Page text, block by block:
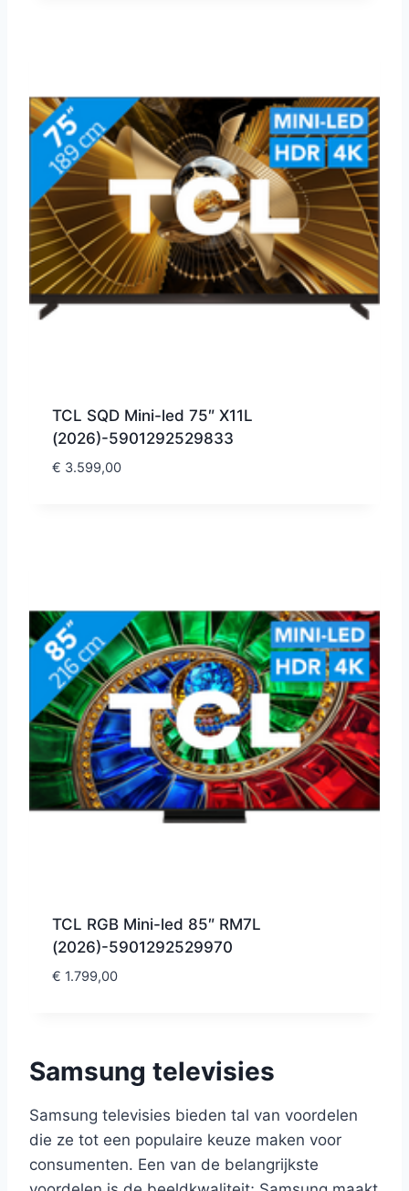
TCL SQD Mini-led 75″ X11L
(2026)-5901292529833
€ 3.599,00
TCL RGB Mini-led 85″ RM7L
(2026)-5901292529970
€ 1.799,00
Samsung televisies
Samsung televisies bieden tal van voordelen
die ze tot een populaire keuze maken voor
consumenten. Een van de belangrijkste